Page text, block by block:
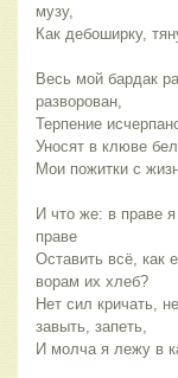
музу,
Как дебоширку,
Весь мой бардак
разворован,
Терпение
Уносят в клюве
Мои пожитки с
И что же: в праве
праве
Оставить всё, как
ворам их хлеб?
Нет сил кричать,
завыть, запеть,
И молча я лежу в